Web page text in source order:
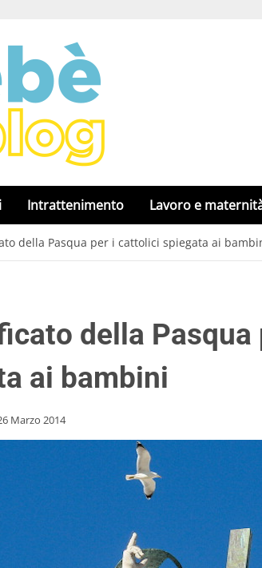
Intrattenimento Lavoro e
della Pasqua per i cattolici spiegata ai
della
ai bambini
Marzo 2014